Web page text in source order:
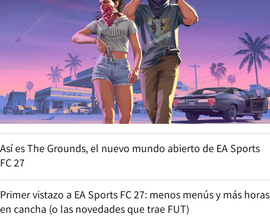
Así es The Grounds, el nuevo mundo abierto de EA Sports
FC 27
Primer vistazo a EA Sports FC 27: menos menús y más horas
en cancha (o las novedades que trae FUT)